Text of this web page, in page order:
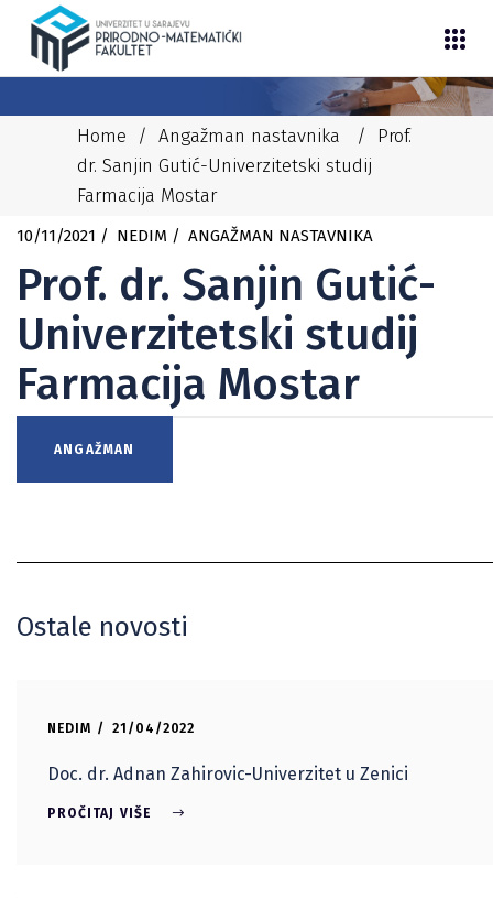
Home /Angažman nastavnika / Prof.
dr. Sanjin Gutić-Univerzitetski studij
Farmacija Mostar
10/11/2021 NEDIM ANGAŽMAN NASTAVNIKA
Prof. dr. Sanjin Gutić-
Univerzitetski studij
Farmacija Mostar
ANGAŽMAN
Ostale novosti
NEDIM 21/04/2022
Doc. dr. Adnan Zahirovic-Univerzitet u Zenici
PROČITAJ VIŠE